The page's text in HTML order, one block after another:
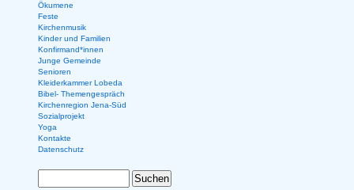
Ökumene
Feste
Kirchenmusik
Kinder und Familien
Konfirmand*innen
Junge Gemeinde
Senioren
Kleiderkammer Lobeda
Bibel- Themengespräch
Kirchenregion Jena-Süd
Sozialprojekt
Yoga
Kontakte
Datenschutz